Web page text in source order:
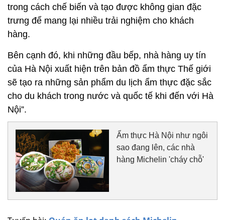
trong cách chế biến và tạo được không gian đặc
trưng để mang lại nhiều trải nghiệm cho khách
hàng.
Bên cạnh đó, khi những đầu bếp, nhà hàng uy tín
của Hà Nội xuất hiện trên bản đồ ẩm thực Thế giới
sẽ tạo ra những sản phẩm du lịch ẩm thực đặc sắc
cho du khách trong nước và quốc tế khi đến với Hà
Nội”.
Ẩm thực Hà Nội như ngôi
sao đang lên, các nhà
hàng Michelin 'cháy chỗ'